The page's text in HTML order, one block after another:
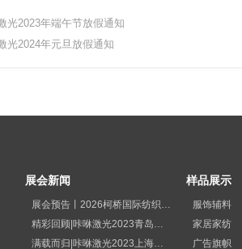
光2023年端午节放假通知
光2024年元旦放假通知
展会新闻
展会预告丨2026柯桥国际纺织品印花工业展览会
精彩回顾|咔咻激光2023青岛国际纺织品印花工业展览会再次出圈
满载而归|咔咻激光2023上海广印展精彩回顾！
样品展示
服饰辅料
家居家纺
广告旗帜